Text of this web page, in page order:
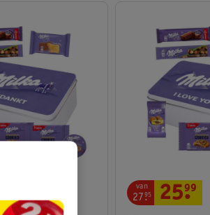
van
27.
95 25.
99